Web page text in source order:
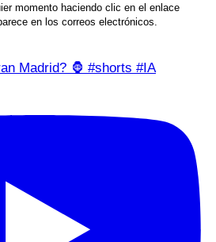
momento haciendo clic en el enlace
en los correos electrónicos.
Madrid? 🦍 #shorts #IA